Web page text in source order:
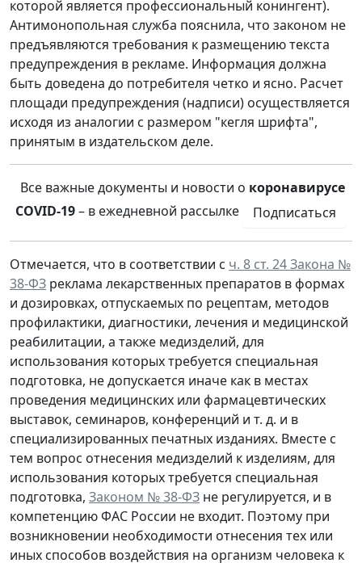
которой является профессиональный конингент).
Антимонопольная служба пояснила, что законом не
предъявляются требования к размещению текста
предупреждения в рекламе. Информация должна
быть доведена до потребителя четко и ясно. Расчет
площади предупреждения (надписи) осуществляется
исходя из аналогии с размером "кегля шрифта",
принятым в издательском деле.
Все важные документы и новости о коронавирусе
COVID-19– в ежедневной рассылке Подписаться
Отмечается, что в соответствии с ч. 8 ст. 24 Закона №
38-ФЗ реклама лекарственных препаратов в формах
и дозировках, отпускаемых по рецептам, методов
профилактики, диагностики, лечения и медицинской
реабилитации, а также медизделий, для
использования которых требуется специальная
подготовка, не допускается иначе как в местах
проведения медицинских или фармацевтических
выставок, семинаров, конференций и т. д. и в
специализированных печатных изданиях. Вместе с
тем вопрос отнесения медизделий к изделиям, для
использования которых требуется специальная
подготовка, Законом № 38-ФЗ не регулируется, и в
компетенцию ФАС России не входит. Поэтому при
возникновении необходимости отнесения тех или
иных способов воздействия на организм человека к